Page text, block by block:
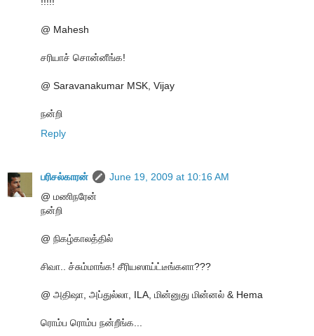
@ Mahesh
சரியாச் சொன்னீங்க!
@ Saravanakumar MSK, Vijay
நன்றி
Reply
பரிசல்காரன்
June 19, 2009 at 10:16 AM
@ மணிநரேன்
நன்றி
@ நிகழ்காலத்தில்
சிவா.. ச்சும்மாங்க! சீரியஸாய்ட்டீங்களா???
@ அதிஷா, அப்துல்லா, ILA, மின்னுது மின்னல் & Hema
ரொம்ப ரொம்ப நன்றீங்க...